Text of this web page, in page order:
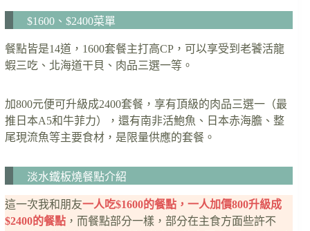
$1600、$2400菜單
餐點皆是14道，1600套餐主打高CP，可以享受到老饕活龍
蝦三吃、北海道干貝、肉品三選一等。
加800元便可升級成2400套餐，享有頂級的肉品三選一（最
推日本A5和牛菲力），還有南非活鮑魚、日本赤海膽、整
尾現流魚等主要食材，是限量供應的套餐。
淡水鐵板燒餐點介紹
這一次我和朋友一人吃$1600的餐點，一人加價800升級成
$2400的餐點 ，而餐點部分一樣，部分在主食方面些許不